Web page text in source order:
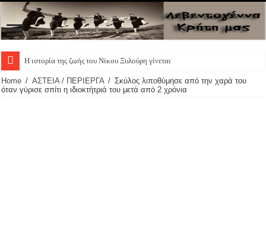
Η ιστορία της ζωής του Νίκου Ξυλούρη γίνεται θεατρική
Home / ΑΣΤΕΙΑ / ΠΕΡΙΕΡΓΑ / Σκύλος λιποθύμησε από την χαρά του
όταν γύρισε σπίτι η ιδιοκτήτριά του μετά από 2 χρόνια